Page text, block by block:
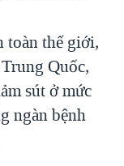
toàn thế giới,
Quốc,
sút ở mức
ngàn bệnh